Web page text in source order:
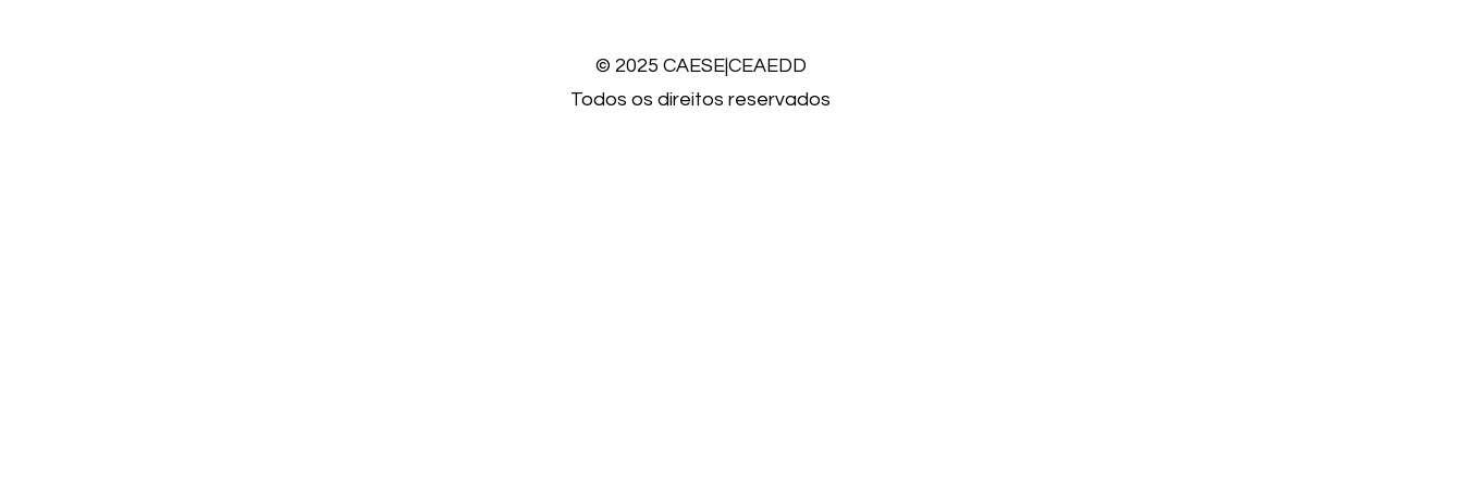
© 2025 CAESE|CEAEDD
Todos os direitos reservados